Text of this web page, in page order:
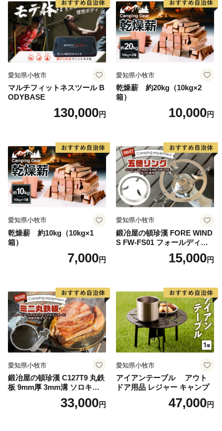
愛知県小牧市
マルチフィットネスツール B
ODYBASE
130,000円
愛知県小牧市
乾燥薪 約20kg（10kg×2
箱）
10,000円
愛知県小牧市
乾燥薪 約10kg（10kg×1
箱）
7,000円
愛知県小牧市
鍛冶屋の頓珍漢 FORE WIND
S FW-FS01 フォールディン
グ キャンプストーブ専用 五
15,000円
愛知県小牧市
鍛冶屋の頓珍漢 C127T9 丸鉄
板 9mm厚 3mm溝 ソロキャ
ンプ用 専用ハンドル付き ス
ノーピーク アルミパーソナ
33,000円
愛知県小牧市
アイアンテーブル アウト
ドア用品 レジャー キャンプ
47,000円